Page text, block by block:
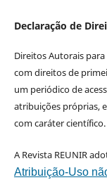
Declaração de
Direitos Autorais
com direitos de
um periódico de
atribuições próprias,
com caráter científico.
A Revista REUNIR
Atribuição-Uso